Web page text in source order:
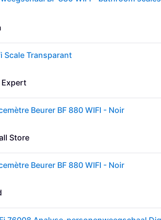
Scale Transparant
Expert
Beurer BF 880 WIFI - Noir
Store
Beurer BF 880 WIFI - Noir